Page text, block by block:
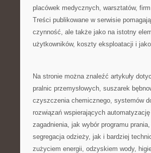
placówek medycznych, warsztatów,
Treści publikowane w serwisie
czynność, ale także jako na istotny
użytkowników, koszty eksploatacji i
Na stronie można znaleźć artykuły
pralnic przemysłowych, suszarek
czyszczenia chemicznego, systemów
rozwiązań wspierających
zagadnienia, jak wybór programu
segregacja odzieży, jak i bardziej
zużyciem energii, odzyskiem wody,